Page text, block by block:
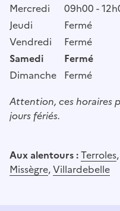
Mercredi
09h00 -
Jeudi
Fermé
Vendredi
Fermé
Samedi
Fermé
Dimanche Fermé
Attention, ces horaires
jours fériés.
Aux alentours :Terroles,
Missègre,Villardebelle